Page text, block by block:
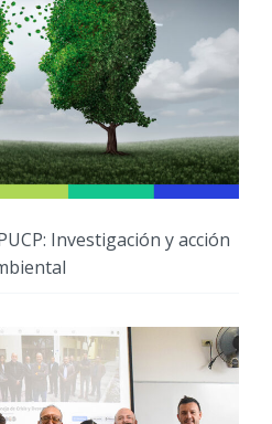
Investigación y acción